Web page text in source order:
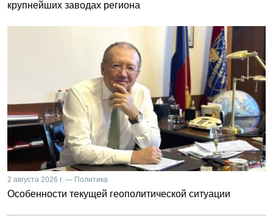
крупнейших заводах региона
2 августа 2026 г. — Политика
Особенности текущей геополитической ситуации